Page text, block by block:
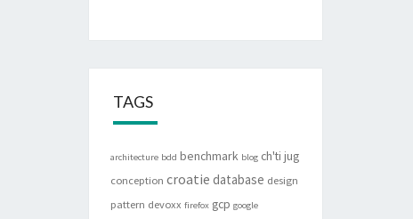
TAGS
architecture bdd benchmark blog ch'ti jug
conception croatie database design
pattern devoxx firefox gcp google